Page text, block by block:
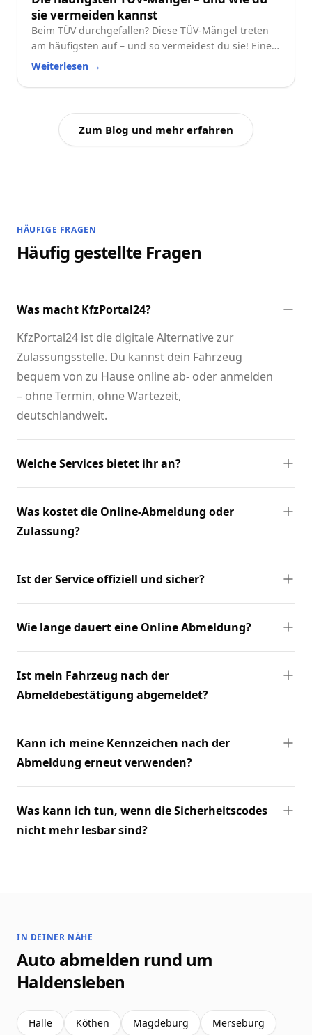
sie vermeiden kannst
Beim TÜV durchgefallen? Diese TÜV-Mängel treten
am häufigsten auf – und so vermeidest du sie! Eine
praktische Checkliste für alle Autofahrer.
Weiterlesen →
Zum Blog und mehr erfahren
HÄUFIGE FRAGEN
Häufig gestellte Fragen
Was macht KfzPortal24?
KfzPortal24 ist die digitale Alternative zur
Zulassungsstelle. Du kannst dein Fahrzeug
bequem von zu Hause online ab- oder anmelden
– ohne Termin, ohne Wartezeit,
deutschlandweit.
Welche Services bietet ihr an?
Was kostet die Online-Abmeldung oder
Zulassung?
Ist der Service offiziell und sicher?
Wie lange dauert eine Online Abmeldung?
Ist mein Fahrzeug nach der
Abmeldebestätigung abgemeldet?
Kann ich meine Kennzeichen nach der
Abmeldung erneut verwenden?
Was kann ich tun, wenn die Sicherheitscodes
nicht mehr lesbar sind?
IN DEINER NÄHE
Auto abmelden rund um
Haldensleben
Halle Köthen Magdeburg
Merseburg